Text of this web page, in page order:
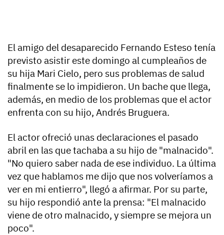
El amigo del desaparecido Fernando Esteso tenía
previsto asistir este domingo al cumpleaños de
su hija Mari Cielo, pero sus problemas de salud
finalmente se lo impidieron. Un bache que llega,
además, en medio de los problemas que el actor
enfrenta con su hijo, Andrés Bruguera.
El actor ofreció unas declaraciones el pasado
abril en las que tachaba a su hijo de "malnacido".
"No quiero saber nada de ese individuo. La última
vez que hablamos me dijo que nos volveríamos a
ver en mi entierro", llegó a afirmar. Por su parte,
su hijo respondió ante la prensa: "El malnacido
viene de otro malnacido, y siempre se mejora un
poco".